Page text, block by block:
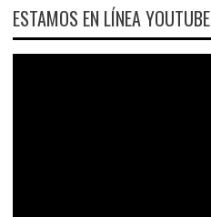
ESTAMOS EN LÍNEA YOUTUBE